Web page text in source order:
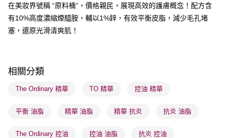
每筆HK$65.00，滿HK$300.00或以上免運費
順豐站及營業點 - 確認發貨後1-3個工作天送達
物流公司進行物流配送
每筆HK$65.00，滿HK$300.00或以上免運費
(香港門市) 只顯示可選門市。確認發貨後2-5個工作天到店，3天內
每筆HK$20.00，滿HK$100.00或以上免運費
在美妝界號稱 “原料桶”，價格親民，展現高效的護膚概念！配方含
有10%高度濃縮煙醯胺，輔以1%鋅，有效平衡皮脂，減少毛孔堵
塞，還原光滑清爽肌！
相關分類
The Ordinary 精華 TO 精華 控油 精華
平衡 油脂 精華 油脂 精華 抗炎 抗炎 油脂
The Ordinary 控油 控油 油脂 抗炎 控油